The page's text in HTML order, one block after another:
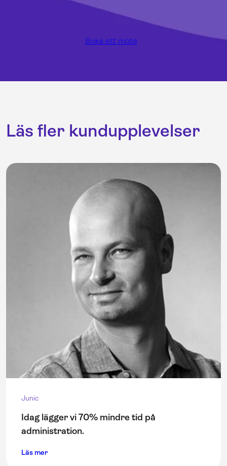
Boka ett möte
Läs fler kundupplevelser
Junic
Idag lägger vi 70% mindre tid på
administration.
Läs mer